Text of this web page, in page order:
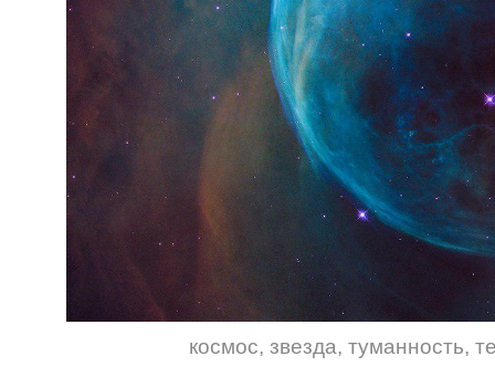
космос, звезда, туманность,